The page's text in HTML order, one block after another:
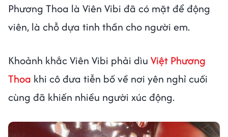
Phương Thoa là Viên Vibi đã có mặt để động
viên, là chỗ dựa tinh thần cho người em.
Khoảnh khắc Viên Vibi phải dìu Việt Phương
Thoa khi cô đưa tiễn bố về nơi yên nghỉ cuối
cùng đã khiến nhiều người xúc động.